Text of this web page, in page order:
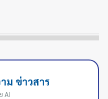
ม ข่าวสาร
AI